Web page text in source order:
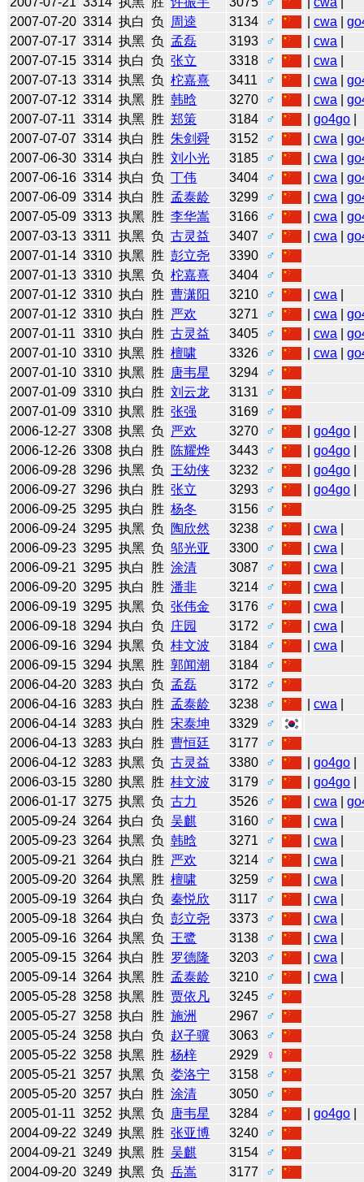
2007-07-20 3314 执白 负 周逵 3134 ♂ |cwa |
2007-07-17 3314 执黑 负 孟磊 3193 ♂ |cwa
2007-07-15 3314 执白 负 张立 3318 ♂ |cwa
2007-07-13 3314 执黑 负 柁嘉熹 3411 ♂ |cwa |
2007-07-12 3314 执黑 胜 韩晗 3270 ♂ |cwa |
2007-07-11 3314 执黑 胜 郑策 3184 ♂ |go4go
2007-07-07 3314 执白 胜 朱剑舜 3152 ♂ |cwa |
2007-06-30 3314 执白 胜 刘小光 3185 ♂ |cwa |
2007-06-16 3314 执白 负 丁伟 3404 ♂ |cwa |
2007-06-09 3314 执白 胜 孟泰龄 3299 ♂ |cwa |
2007-05-09 3313 执黑 胜 李华嵩 3166 ♂ |cwa |
2007-03-13 3311 执黑 负 古灵益 3407 ♂ |cwa |
2007-01-14 3310 执黑 胜 彭立尧 3390
♂
2007-01-13 3310 执黑 负 柁嘉熹 3404
♂
2007-01-12 3310 执白 胜 曹潇阳 3210 ♂ |cwa
2007-01-12 3310 执白 胜 严欢 3271 ♂ |cwa |
2007-01-11 3310 执白 胜 古灵益 3405 ♂ |cwa |
2007-01-10 3310 执黑 胜 檀啸 3326 ♂ |cwa |
2007-01-10 3310 执黑 胜 唐韦星 3294
♂
2007-01-09 3310 执白 胜 刘云龙 3131
♂
2007-01-09 3310 执黑 胜 张强 3169
♂
2006-12-27 3308 执黑 负 严欢 3270 ♂ |go4go
2006-12-26 3308 执白 胜 陈耀烨 3443 ♂ |go4go
2006-09-28 3296 执黑 负 王幼侠 3232 ♂ |go4go
2006-09-27 3296 执白 胜 张立 3293 ♂ |go4go
2006-09-25 3295 执白 胜 杨冬 3156
♂
2006-09-24 3295 执黑 负 陶欣然 3238 ♂ |cwa
2006-09-23 3295 执黑 负 邬光亚 3300 ♂ |cwa
2006-09-21 3295 执白 胜 涂清 3087 ♂ |cwa
2006-09-20 3295 执白 胜 潘非 3214 ♂ |cwa
2006-09-19 3295 执黑 负 张伟金 3176 ♂ |cwa
2006-09-18 3294 执白 负 庄园 3172 ♂ |cwa
2006-09-16 3294 执黑 负 桂文波 3184 ♂ |cwa
2006-09-15 3294 执黑 胜 郭闻潮 3184
♂
2006-04-20 3283 执白 负 孟磊 3172
♂
2006-04-16 3283 执白 胜 孟泰龄 3238 ♂ |cwa
2006-04-14 3283 执白 胜 宋泰坤 3329
♂
2006-04-13 3283 执白 胜 曹恒廷 3177
♂
2006-04-12 3283 执黑 负 古灵益 3380 ♂ |go4go
2006-03-15 3280 执黑 胜 桂文波 3179 ♂ |go4go
2006-01-17 3275 执黑 负 古力 3526 ♂ |cwa |
2005-09-24 3264 执白 负 吴麒 3160 ♂ |cwa
2005-09-23 3264 执黑 负 韩晗 3271 ♂ |cwa
2005-09-21 3264 执白 胜 严欢 3214 ♂ |cwa
2005-09-20 3264 执黑 胜 檀啸 3259 ♂ |cwa
2005-09-19 3264 执白 负 秦悦欣 3117 ♂ |cwa
2005-09-18 3264 执白 负 彭立尧 3373 ♂ |cwa
2005-09-16 3264 执黑 负 王鹭 3138 ♂ |cwa
2005-09-15 3264 执白 胜 罗德隆 3203 ♂ |cwa
2005-09-14 3264 执黑 胜 孟泰龄 3210 ♂ |cwa
2005-05-28 3258 执黑 胜 贾依凡 3245
♂
2005-05-27 3258 执白 胜 施洲 2967
♂
2005-05-24 3258 执白 负 赵子骥 3063
♂
2005-05-22 3258 执黑 胜 杨梓 2929
♀
2005-05-21 3257 执黑 负 娄洛宁 3158
♂
2005-05-20 3257 执白 胜 涂清 3050
♂
2005-01-11 3252 执黑 负 唐韦星 3284 ♂ |go4go
2004-09-22 3249 执黑 胜 张亚博 3240
♂
2004-09-21 3249 执黑 胜 吴麒 3154
♂
2004-09-20 3249 执黑 负 岳嵩 3177
♂